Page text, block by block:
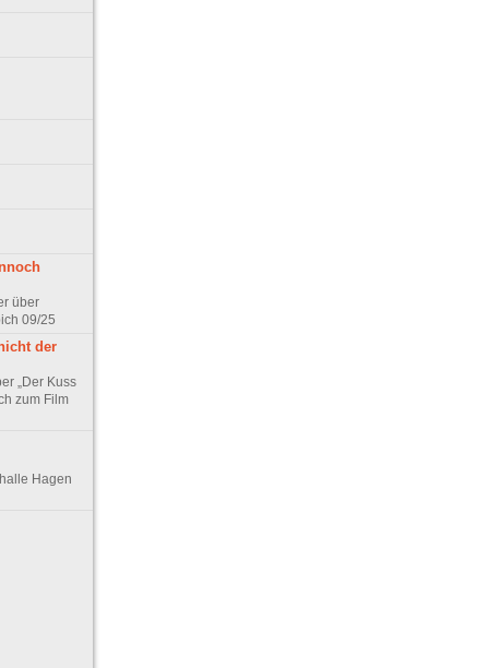
über
09/25
der
„Der Kuss
zum Film
Hagen